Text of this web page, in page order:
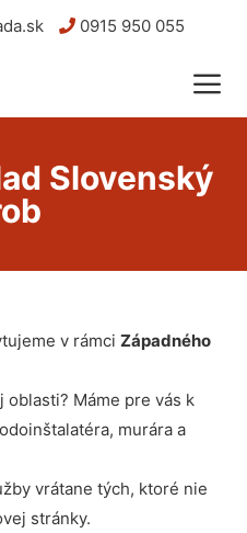
0915 950 055
Slovenský
v rámci Západného
Máme pre vás k
murára a
vrátane tých, ktoré nie
stránky.